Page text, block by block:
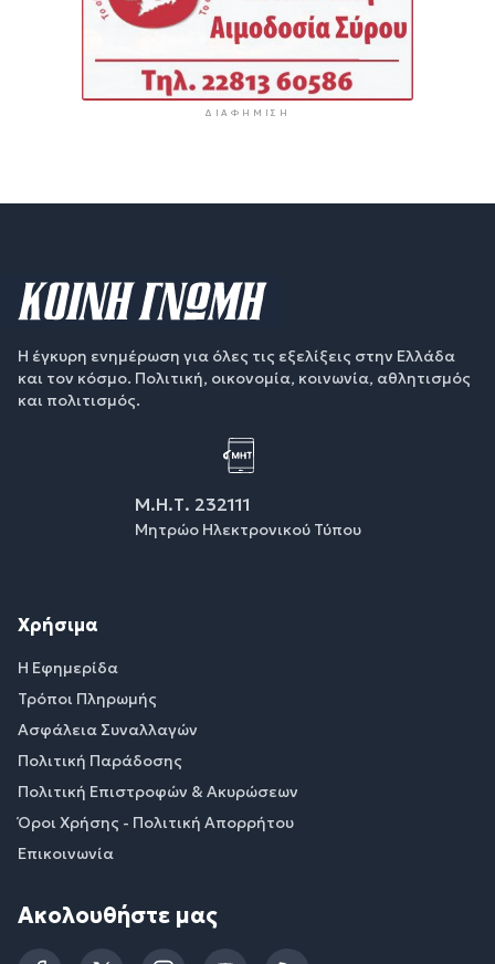
ΔΙΑΦΉΜΙΣΗ
Η έγκυρη ενημέρωση για όλες τις εξελίξεις στην Ελλάδα
και τον κόσμο. Πολιτική, οικονομία, κοινωνία, αθλητισμός
και πολιτισμός.
Μ.Η.Τ. 232111
Μητρώο Ηλεκτρονικού Τύπου
Χρήσιμα
Η Εφημερίδα
Τρόποι Πληρωμής
Ασφάλεια Συναλλαγών
Πολιτική Παράδοσης
Πολιτική Επιστροφών & Ακυρώσεων
Όροι Χρήσης - Πολιτική Απορρήτου
Επικοινωνία
Ακολουθήστε μας